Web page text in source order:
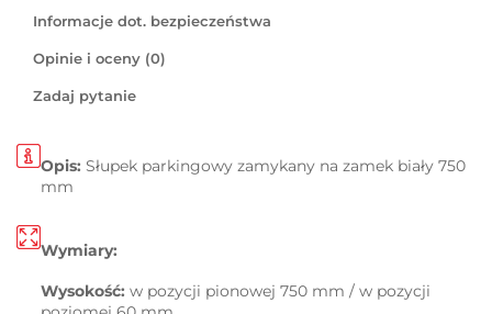
Informacje dot. bezpieczeństwa
Opinie i oceny (0)
Zadaj pytanie
Opis: Słupek parkingowy zamykany na zamek biały 750
mm
Wymiary:
Wysokość: w pozycji pionowej 750 mm / w pozycji